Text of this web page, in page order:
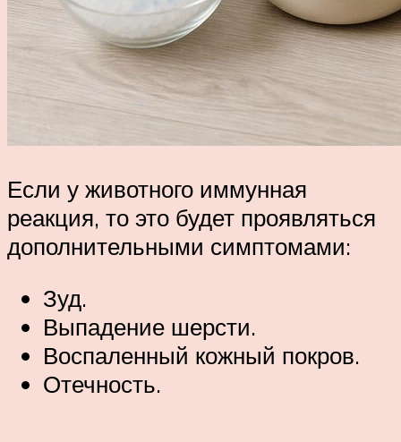
Если у животного иммунная
реакция, то это будет проявляться
дополнительными симптомами:
Зуд.
Выпадение шерсти.
Воспаленный кожный покров.
Отечность.